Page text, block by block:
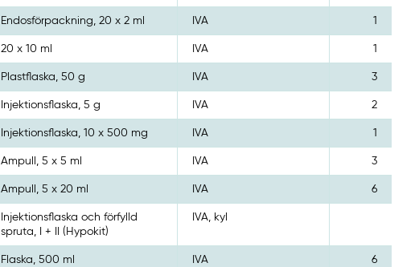
Endosförpackning, 20 x 2 ml IVA 1
20 x 10 ml IVA 1
Plastflaska, 50 g IVA 3
Injektionsflaska, 5 g IVA 2
Injektionsflaska, 10 x 500 mg IVA 1
Ampull, 5 x 5 ml IVA 3
Ampull, 5 x 20 ml IVA 6
Injektionsflaska och förfylld
spruta, I + II (Hypokit)
IVA, kyl
Flaska, 500 ml IVA 6